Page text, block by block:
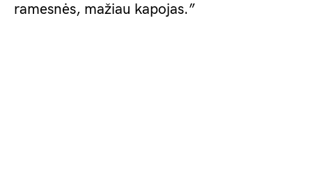
ramesnės, mažiau kapojas.”